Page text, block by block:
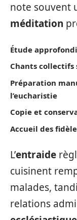
note souvent
méditation
Étude
Chants collectifs
Préparation
l’eucharistie
Copie et
Accueil des
L’entraide
cuisinent
malades,
relations